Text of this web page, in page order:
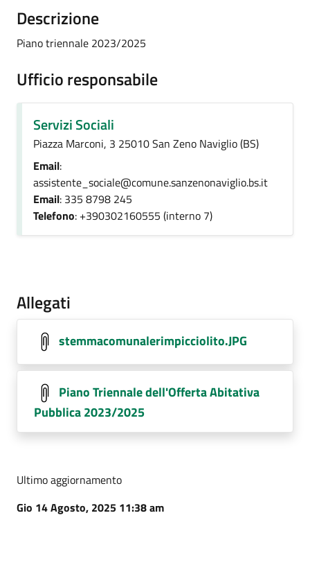
Descrizione
Piano triennale 2023/2025
Ufficio responsabile
Servizi Sociali
Piazza Marconi, 3 25010 San Zeno Naviglio (BS)
Email:
assistente_sociale@comune.sanzenonaviglio.bs.it
Email: 335 8798 245
Telefono: +390302160555 (interno 7)
Allegati
stemmacomunalerimpicciolito.JPG
Piano Triennale dell'Offerta Abitativa
Pubblica 2023/2025
Ultimo aggiornamento
Gio 14 Agosto, 2025 11:38 am